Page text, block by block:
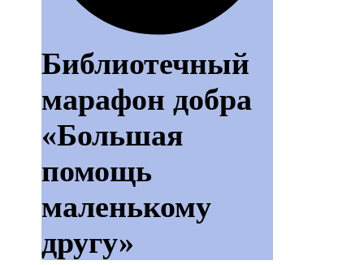
Библиотечный
марафон добра
«Большая
помощь
маленькому
другу»